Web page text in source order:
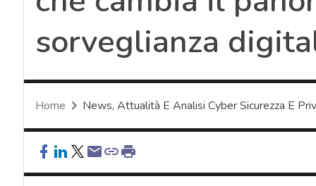
sorveglianza
Home News, Attualità E Analisi Cyber Sicurezza E